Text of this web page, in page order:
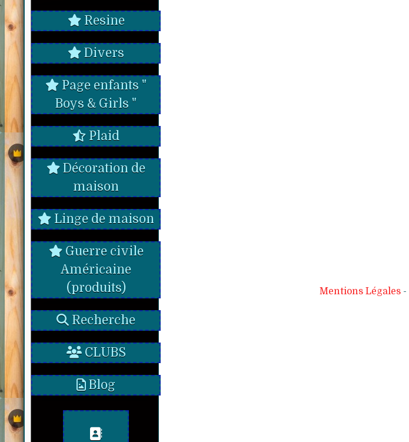
Resine
Divers
Page enfants "
Boys & Girls "
Plaid
Décoration de
maison
Linge de maison
Guerre civile
Américaine
(produits)
Recherche
CLUBS
Blog
Mentions Légales